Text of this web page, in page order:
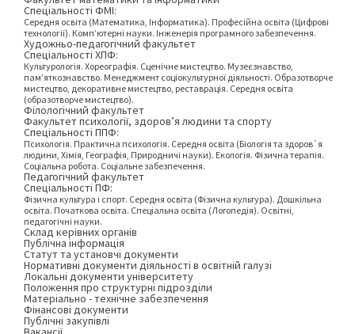
Спеціальності ФМІ:
Середня освіта (Математика, Інформатика). Професійна освіта (Цифрові
технології). Комп’ютерні науки. Інженерія програмного забезпечення.
Художньо-педагогічний факультет
Спеціальності ХПФ:
Культурологія. Хореографія. Сценічне мистецтво. Музеєзнавство,
пам’яткознавство. Менеджмент соціокультурної діяльності. Образотворче
мистецтво, декоративне мистецтво, реставрація. Середня освіта
(образотворче мистецтво).
Філологічний факультет
Факультет психології, здоров’я людини та спорту
Спеціальності ППФ:
Психологія. Практична психологія. Середня освіта (Біологія та здоров`я
людини, Хімія, Географія, Природничі науки). Екологія. Фізична терапія.
Соціальна робота. Соціальне забезпечення.
Педагогічний факультет
Спеціальності ПФ:
Фізична культура і спорт. Середня освіта (Фізична культура). Дошкільна
освіта. Початкова освіта. Спеціальна освіта (Логопедія). Освітні,
педагогічні науки.
Склад керівних органів
Публічна інформація
Статут та установчі документи
Нормативні документи діяльності в освітній галузі
Локальні документи університету
Положення про структурні підрозділи
Матеріально - технічне забезпечення
Фінансові документи
Публічні закупівлі